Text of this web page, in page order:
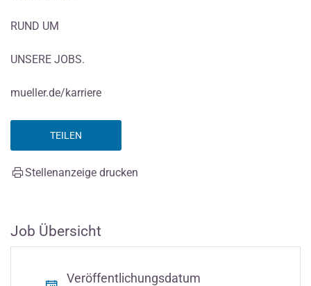
RUND UM
UNSERE JOBS.
mueller.de/karriere
TEILEN
Stellenanzeige drucken
Job Übersicht
Veröffentlichungsdatum